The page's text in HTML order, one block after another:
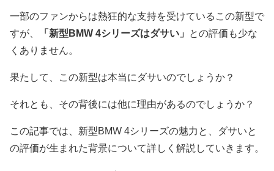
一部のファンからは熱狂的な支持を受けているこの新型で
すが、
「新型BMW 4シリーズはダサい」
との評価も少な
くありません。
果たして、この新型は本当にダサいのでしょうか？
それとも、その背後には他に理由があるのでしょうか？
この記事では、新型BMW 4シリーズの魅力と、ダサいと
の評価が生まれた背景について詳しく解説していきます。